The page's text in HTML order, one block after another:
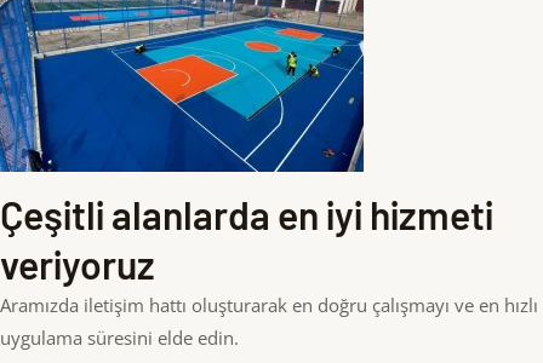
Çeşitli alanlarda en iyi hizmeti
veriyoruz
Aramızda iletişim hattı oluşturarak en doğru çalışmayı ve en hızlı
uygulama süresini elde edin.